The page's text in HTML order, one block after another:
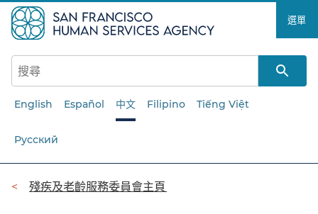
至
主
要
選單​​
English Español 中文 Filipino Tiếng Việt
Русский
導殘疾及老齡服務委員會主頁​​